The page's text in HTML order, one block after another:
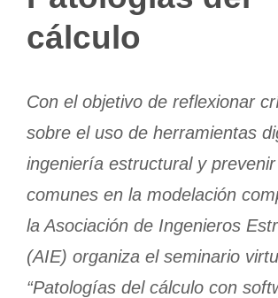
cálculo
Con el objetivo de reflexionar
sobre el uso de herramientas
ingeniería estructural y
comunes en la modelación
la Asociación de Ingenieros
(AIE) organiza el seminario
“Patologías del cálculo con